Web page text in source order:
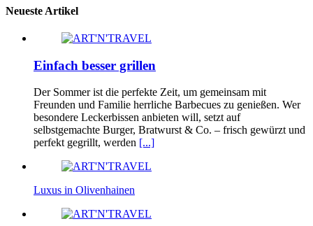
Neueste Artikel
Einfach besser grillen
Der Sommer ist die perfekte Zeit, um gemeinsam mit
Freunden und Familie herrliche Barbecues zu genießen. Wer
besondere Leckerbissen anbieten will, setzt auf
selbstgemachte Burger, Bratwurst & Co. – frisch gewürzt und
perfekt gegrillt, werden [...]
Luxus in Olivenhainen